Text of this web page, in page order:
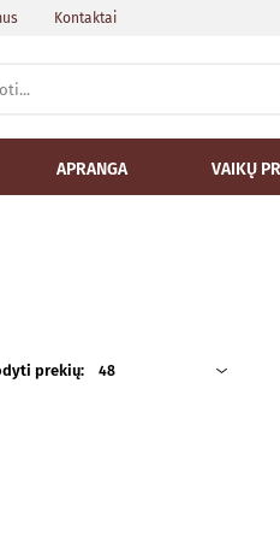
Kontaktai
APRANGA VAIKŲ
prekių: 48